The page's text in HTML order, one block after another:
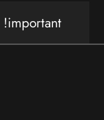
!important